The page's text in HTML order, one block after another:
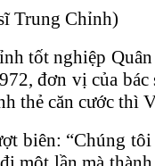
Trung Chỉnh)
tốt nghiệp
đơn vị của
thẻ căn cước thì
biên: “Chúng